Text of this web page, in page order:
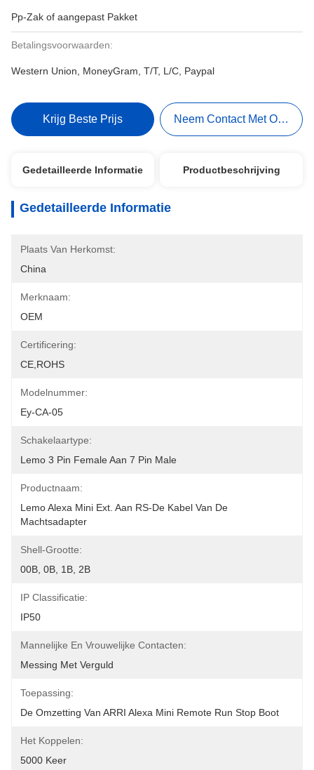
Pp-Zak of aangepast Pakket
Betalingsvoorwaarden:
Western Union, MoneyGram, T/T, L/C, Paypal
Krijg Beste Prijs Neem Contact Met Ons Op
Gedetailleerde Informatie Productbeschrijving
Gedetailleerde Informatie
Plaats Van Herkomst:
China
Merknaam:
OEM
Certificering:
CE,ROHS
Modelnummer:
Ey-CA-05
Schakelaartype:
Lemo 3 Pin Female Aan 7 Pin Male
Productnaam:
Lemo Alexa Mini Ext. Aan RS-De Kabel Van De
Machtsadapter
Shell-Grootte:
00B, 0B, 1B, 2B
IP Classificatie:
IP50
Mannelijke En Vrouwelijke Contacten:
Messing Met Verguld
Toepassing:
De Omzetting Van ARRI Alexa Mini Remote Run Stop Boot
Het Koppelen:
5000 Keer